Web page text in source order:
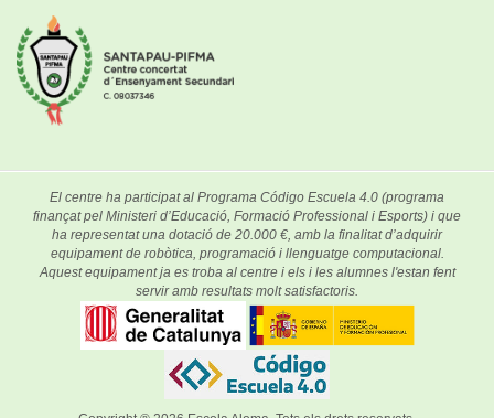
El centre ha participat al Programa Código Escuela 4.0 (programa
finançat pel Ministeri d’Educació, Formació Professional i Esports) i que
ha representat una dotació de 20.000 €, amb la finalitat d’adquirir
equipament de robòtica, programació i llenguatge computacional.
Aquest equipament ja es troba al centre i els i les alumnes l'estan fent
servir amb resultats molt satisfactoris.